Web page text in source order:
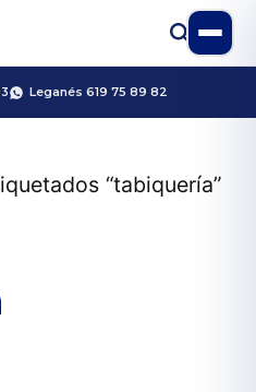
Leganés 619 75 89 82
“tabiquería”